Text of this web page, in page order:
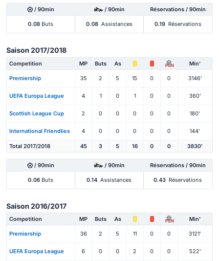
/ 90min / 90min Réservations / 90min
0.08 Buts 0.08 Assistances 0.19 Réservations
Saison 2017/2018
Competition MP Buts As PEN Min'
Premiership 35 2 5 15 0 0 3146'
UEFA Europa League 4 1 0 1 0 0 360'
Scottish League Cup 2 0 0 0 0 0 180'
International Friendlies 4 0 0 0 0 0 144'
Total 2017/2018 45 3 5 16 0 0 3830'
/ 90min / 90min Réservations / 90min
0.06 Buts 0.14 Assistances 0.43 Réservations
Saison 2016/2017
Competition MP Buts As PEN Min'
Premiership 36 2 5 11 0 0 3121'
UEFA Europa League 6 0 0 2 0 0 522'